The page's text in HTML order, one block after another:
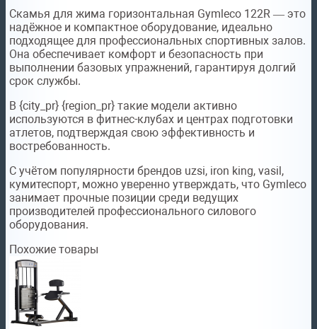
Скамья для жима горизонтальная Gymleco 122R — это
надёжное и компактное оборудование, идеально
подходящее для профессиональных спортивных залов.
Она обеспечивает комфорт и безопасность при
выполнении базовых упражнений, гарантируя долгий
срок службы.
В {city_pr} {region_pr} такие модели активно
используются в фитнес-клубах и центрах подготовки
атлетов, подтверждая свою эффективность и
востребованность.
С учётом популярности брендов uzsi, iron king, vasil,
кумитеспорт, можно уверенно утверждать, что Gymleco
занимает прочные позиции среди ведущих
производителей профессионального силового
оборудования.
Похожие товары